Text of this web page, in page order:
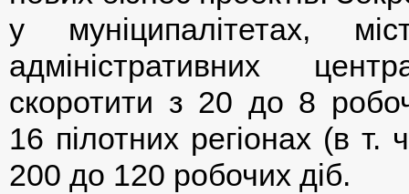
у муніципалітетах,
адміністративних
скоротити з 20 до 8
16 пілотних регіонах (в т.
200 до 120 робочих діб.